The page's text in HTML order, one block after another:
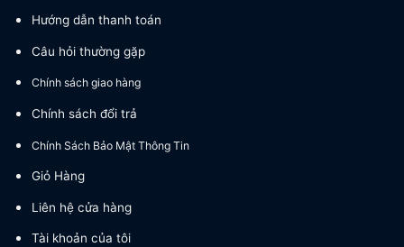
Hướng dẫn thanh toán
Câu hỏi thường gặp
Chính sách giao hàng
Chính sách đổi trả
Chính Sách Bảo Mật Thông Tin
Giỏ Hàng
Liên hệ cửa hàng
Tài khoản của tôi